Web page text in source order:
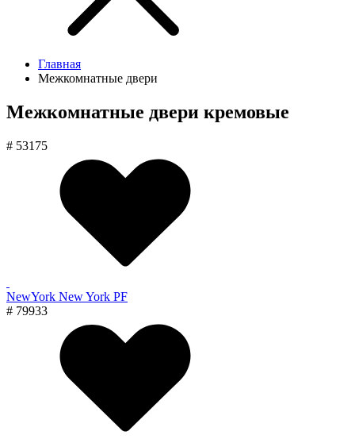
Главная
Межкомнатные двери
Межкомнатные двери кремовые
# 53175
NewYork New York PF
# 79933